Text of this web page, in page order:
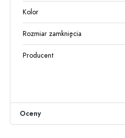
Kolor
Rozmiar zamknięcia
Producent
Oceny